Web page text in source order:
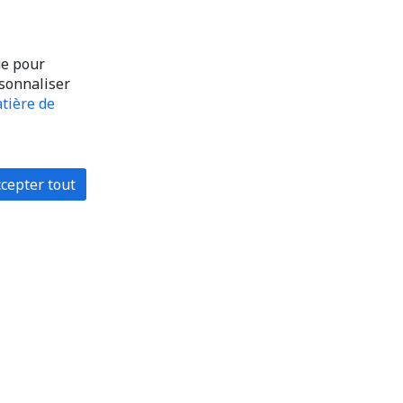
pour
de
tout